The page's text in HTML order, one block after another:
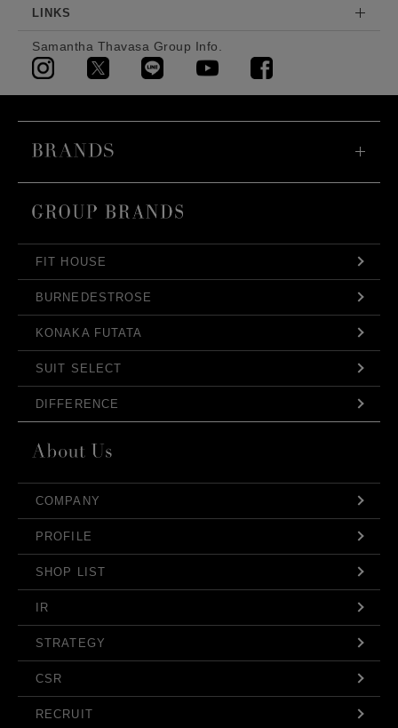
LINKS
Samantha Thavasa Group Info.
FIT HOUSE
BURNEDESTROSE
KONAKA FUTATA
SUIT SELECT
DIFFERENCE
COMPANY
PROFILE
SHOP LIST
IR
STRATEGY
CSR
RECRUIT